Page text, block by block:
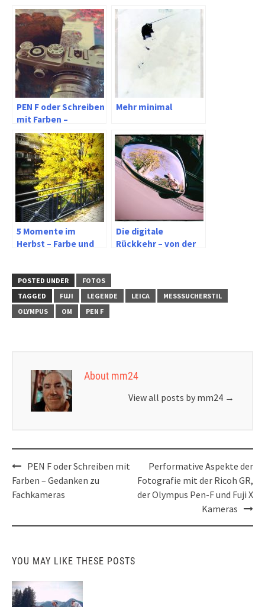
PEN F oder Schreiben
mit Farben –
Gedanken zu
Fachkameras
Mehr minimal
5 Momente im
Herbst – Farbe und
Die digitale
Rückkehr – von der
POSTED UNDER
FOTOS
TAGGED
FUJI LEGENDE LEICA
MESSSUCHERSTIL
OLYMPUS
OM PEN F
About mm24
View all posts by mm24 →
Post
navigation
PEN F oder Schreiben mit
Farben – Gedanken zu
Fachkameras
Performative Aspekte der
Fotografie mit der Ricoh GR,
der Olympus Pen-F und Fuji X
Kameras
YOU MAY LIKE THESE POSTS